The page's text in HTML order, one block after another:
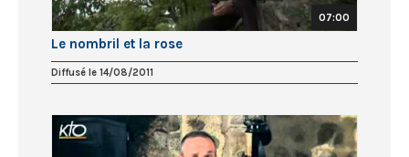
07:00
Le nombril et la rose
Diffusé le 14/08/2011